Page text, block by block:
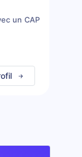
un CAP